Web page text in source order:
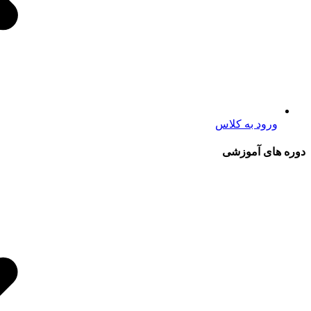
ورود به کلاس
دوره های آموزشی